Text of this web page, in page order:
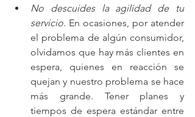
No descuides la agilidad de tu
servicio. En ocasiones, por atender
el problema de algún consumidor,
olvidamos que hay más clientes en
espera, quienes en reacción se
quejan y nuestro problema se hace
más grande. Tener planes y
tiempos de espera estándar entre